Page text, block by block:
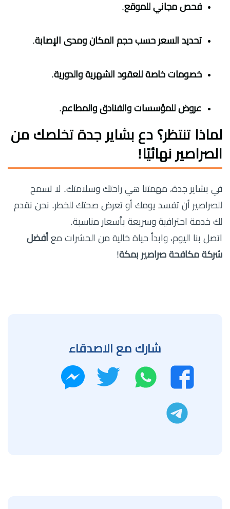
فحص مجاني للموقع.
تحديد السعر حسب حجم المكان ومدى الإصابة.
خصومات خاصة للعقود الشهرية والدورية.
عروض للمؤسسات والفنادق والمطاعم.
لماذا تنتظر؟ دع بشاير جدة تخلصك من
الصراصير نهائيًا!
في بشاير جدة، مهمتنا هي راحتك وسلامتك. لا تسمح
للصراصير أن تفسد يومك أو تعرض صحتك للخطر. نحن نقدم
لك خدمة احترافية وسريعة بأسعار مناسبة.
اتصل بنا اليوم، وابدأ حياة خالية من الحشرات مع أفضل
شركة مكافحة صراصير بمكة!
شارك مع الاصدقاء
فيسبوك
واتساب تويتر